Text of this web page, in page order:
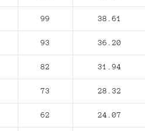
99 38.61
93 36.20
82 31.94
73 28.32
62 24.07